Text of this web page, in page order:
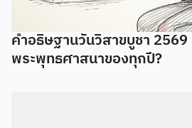
คำอธิษฐานวันวิสาขบูชา
พระพุทธศาสนาของทุกปี?